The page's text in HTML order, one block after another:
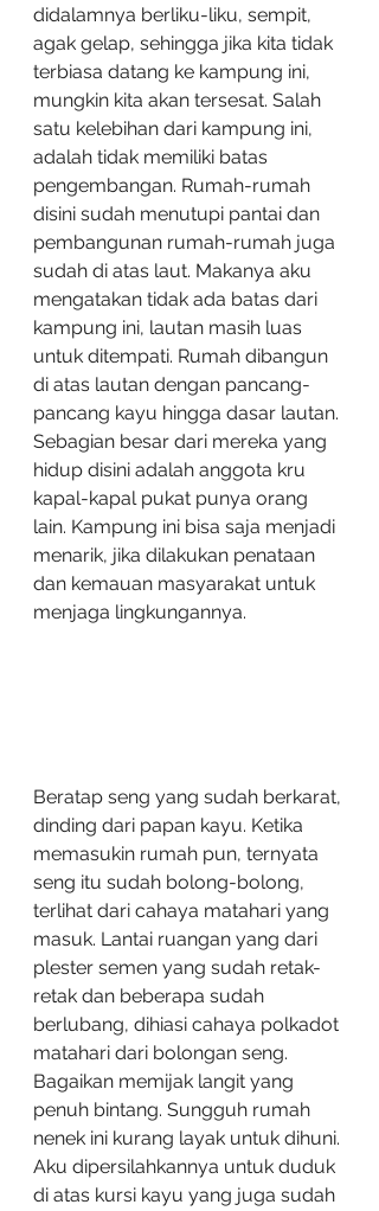
didalamnya berliku-liku, sempit,
agak gelap, sehingga jika kita tidak
terbiasa datang ke kampung ini,
mungkin kita akan tersesat. Salah
satu kelebihan dari kampung ini,
adalah tidak memiliki batas
pengembangan. Rumah-rumah
disini sudah menutupi pantai dan
pembangunan rumah-rumah juga
sudah di atas laut. Makanya aku
mengatakan tidak ada batas dari
kampung ini, lautan masih luas
untuk ditempati. Rumah dibangun
di atas lautan dengan pancang-
pancang kayu hingga dasar lautan.
Sebagian besar dari mereka yang
hidup disini adalah anggota kru
kapal-kapal pukat punya orang
lain. Kampung ini bisa saja menjadi
menarik, jika dilakukan penataan
dan kemauan masyarakat untuk
menjaga lingkungannya.
Beratap seng yang sudah berkarat,
dinding dari papan kayu. Ketika
memasukin rumah pun, ternyata
seng itu sudah bolong-bolong,
terlihat dari cahaya matahari yang
masuk. Lantai ruangan yang dari
plester semen yang sudah retak-
retak dan beberapa sudah
berlubang, dihiasi cahaya polkadot
matahari dari bolongan seng.
Bagaikan memijak langit yang
penuh bintang. Sungguh rumah
nenek ini kurang layak untuk dihuni.
Aku dipersilahkannya untuk duduk
di atas kursi kayu yang juga sudah